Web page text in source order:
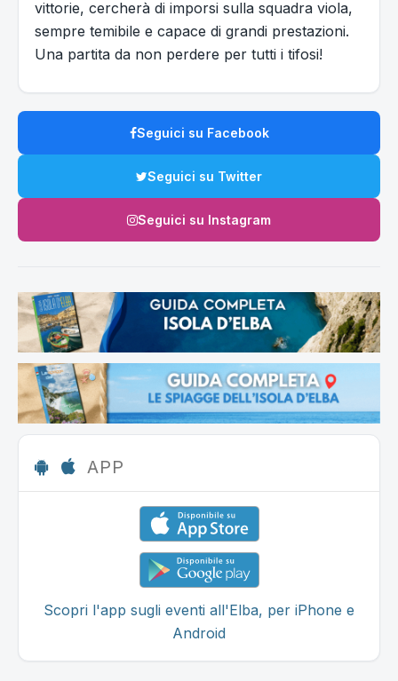
vittorie, cercherà di imporsi sulla squadra viola,
sempre temibile e capace di grandi prestazioni.
Una partita da non perdere per tutti i tifosi!
Seguici su Facebook
Seguici su Twitter
Seguici su Instagram
APP
Scopri l'app sugli eventi all'Elba, per iPhone e
Android